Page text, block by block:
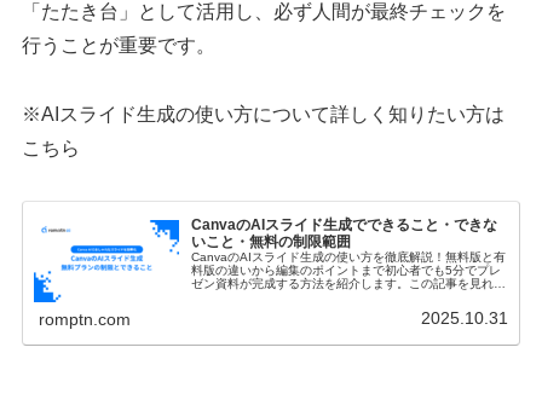
「たたき台」として活用し、必ず人間が最終チェックを
行うことが重要です。
※AIスライド生成の使い方について詳しく知りたい方は
こちら
CanvaのAIスライド生成でできること・できな
いこと・無料の制限範囲
CanvaのAIスライド生成の使い方を徹底解説！無料版と有
料版の違いから編集のポイントまで初心者でも5分でプレ
ゼン資料が完成する方法を紹介します。この記事を見れば
romptn.com 2025.10.31